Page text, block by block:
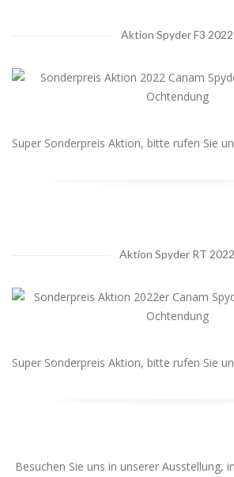
Aktion Spyder F3 2022
Super Sonderpreis Aktion, bitte rufen Sie
Aktion Spyder RT 2022
Super Sonderpreis Aktion, bitte rufen Sie
Besuchen Sie uns in unserer Ausstellung,